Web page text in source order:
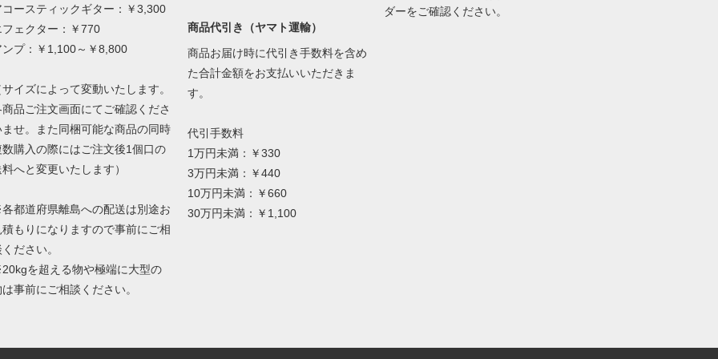
コースティックギター：￥3,300
フェクター：￥770
ンプ：￥1,100～￥8,800
イズによって変動いたします。
商品ご注文画面にてご確認くださ
ませ。また同梱可能な商品の同時
数購入の際にはご注文後1個口の
へと変更いたします）
都道府県離島への配送は別途お
積もりになりますので事前にご相
ださい。
を超える物や極端に大型の
は事前にご相談ください。
商品代引き（ヤマト運輸）
商品お届け時に代引き手数料を含め
た合計金額をお支払いいただきま
す。
代引手数料
1万円未満：￥330
3万円未満：￥440
10万円未満：￥660
30万円未満：￥1,100
ダーをご確認ください。